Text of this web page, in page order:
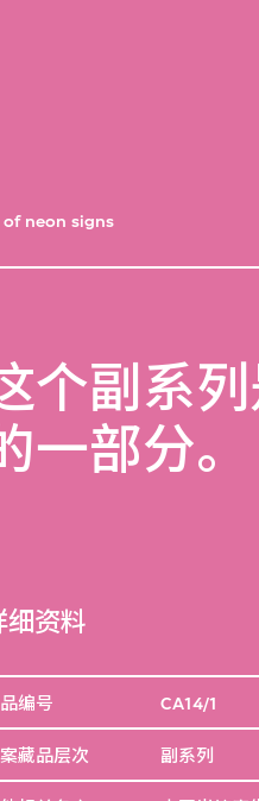
neon signs
个副系
一部分。
细资料
编号 CA14/1
藏品层次 副系列